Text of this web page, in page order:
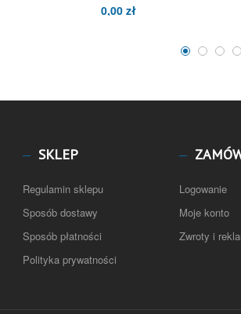
0,00 zł
SKLEP
Regulamin sklepu
Sposób dostawy
Sposób płatności
Polityka prywatności
Logowanie
Moje konto
Zwroty i